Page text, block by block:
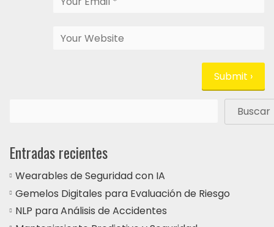
Buscar
Entradas recientes
Wearables de Seguridad con IA
Gemelos Digitales para Evaluación de Riesgo
NLP para Análisis de Accidentes